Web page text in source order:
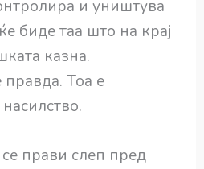
и уништува
биде таа што на крај
казна.
Тоа е
прави слеп пред